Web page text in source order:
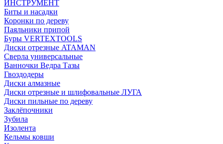
ИНСТРУМЕНТ
Биты и насадки
Коронки по дереву
Паяльники припой
Буры VERTEXTOOLS
Диски отрезные ATAMAN
Сверла универсальные
Ванночки Ведра Тазы
Гвоздодеры
Диски алмазные
Диски отрезные и шлифовальные ЛУГА
Диски пильные по дереву
Заклёпочники
Зубила
Изолента
Кельмы ковши